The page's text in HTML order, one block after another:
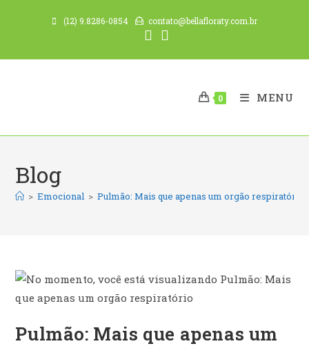
conteúdo
(12) 9.8286-0854 contato@bellafloraty.com.br
0 MENU
Blog
> Emocional > Pulmão: Mais que apenas um orgão respiratório
Pulmão: Mais que apenas um